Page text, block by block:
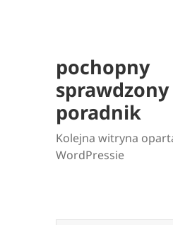
pochopny
sprawdzony
poradnik
Kolejna witryna
WordPressie